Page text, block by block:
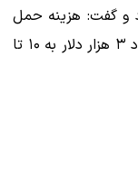
و گفت: هزینه حمل
یک کانتینر ۴۰ فوت از مسیر دریایی، از حدود ۳ هزار دلار به ۱۰ تا